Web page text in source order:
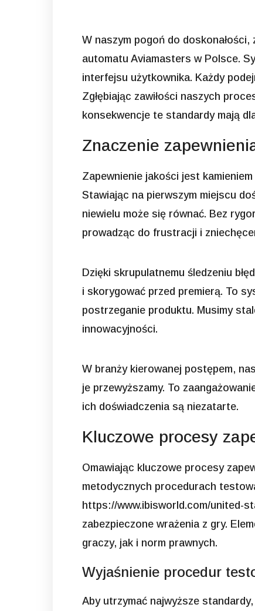
W naszym pogoń do
automatu Aviamasters w Polsce.
interfejsu użytkownika. Każdy
Zgłębiając zawiłości naszych
konsekwencje te standardy mają
Znaczenie
Zapewnienie jakości jest
Stawiając na pierwszym miejscu
niewielu może się równać. Bez
prowadząc do frustracji i
Dzięki skrupulatnemu śledzeniu
i skorygować przed premierą. To
postrzeganie produktu. Musimy
innowacyjności.
W branży kierowanej postępem,
je przewyższamy. To
ich doświadczenia są niezatarte.
Kluczowe procesy
Omawiając kluczowe procesy
metodycznych procedurach
https://www.ibisworld.com/united-
zabezpieczone wrażenia z gry.
graczy, jak i norm prawnych.
Wyjaśnienie procedur
Aby utrzymać najwyższe